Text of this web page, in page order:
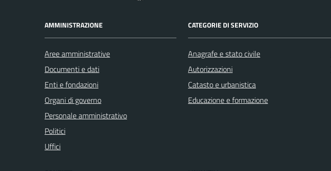
AMMINISTRAZIONE
Aree amministrative
Documenti e dati
Enti e fondazioni
Organi di governo
Personale amministrativo
Politici
Uffici
CATEGORIE DI SERVIZIO
Anagrafe e stato civile
Autorizzazioni
Catasto e urbanistica
Educazione e formazione